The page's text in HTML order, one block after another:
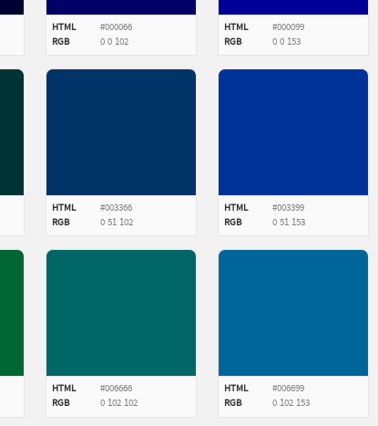
HTML
#000066
RGB
0 0 102
HTML
#000099
RGB
0 0 153
HTML
#003366
RGB
0 51 102
HTML
#003399
RGB
0 51 153
HTML
#006666
RGB
0 102 102
HTML
#006699
RGB
0 102 153